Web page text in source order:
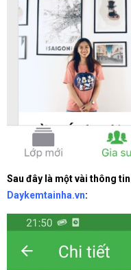
Sau đây là một vài thông
Daykemtainha.vn: